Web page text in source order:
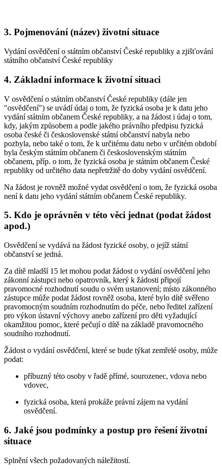
3. Pojmenování (název) životní situace
Vydání osvědčení o státním občanství České republiky a zjišťování
státního občanství České republiky
4. Základní informace k životní situaci
V osvědčení o státním občanství České republiky (dále jen
"osvědčení") se uvádí údaj o tom, že fyzická osoba je k datu jeho
vydání státním občanem České republiky, a na žádost i údaj o tom,
kdy, jakým způsobem a podle jakého právního předpisu fyzická
osoba české či československé státní občanství nabyla nebo
pozbyla, nebo také o tom, že k určitému datu nebo v určitém období
byla českým státním občanem či československým státním
občanem, příp. o tom, že fyzická osoba je státním občanem České
republiky od určitého data nepřetržitě do doby vydání osvědčení.
Na žádost je rovněž možné vydat osvědčení o tom, že fyzická osoba
není k datu jeho vydání státním občanem České republiky.
5. Kdo je oprávněn v této věci jednat (podat žádost
apod.)
Osvědčení se vydává na žádost fyzické osoby, o jejíž státní
občanství se jedná.
Za dítě mladší 15 let mohou podat žádost o vydání osvědčení jeho
zákonní zástupci nebo opatrovník, který k žádosti připojí
pravomocné rozhodnutí soudu o svém ustanovení; místo zákonného
zástupce může podat žádost rovněž osoba, které bylo dítě svěřeno
pravomocným soudním rozhodnutím do péče, nebo ředitel zařízení
pro výkon ústavní výchovy anebo zařízení pro děti vyžadující
okamžitou pomoc, které pečují o dítě na základě pravomocného
soudního rozhodnutí.
Žádost o vydání osvědčení, které se bude týkat zemřelé osoby, může
podat:
příbuzný této osoby v řadě přímé, sourozenec, vdova nebo
vdovec,
fyzická osoba, která prokáže právní zájem na vydání
osvědčení.
6. Jaké jsou podmínky a postup pro řešení životní
situace
Splnění všech požadovaných náležitostí.